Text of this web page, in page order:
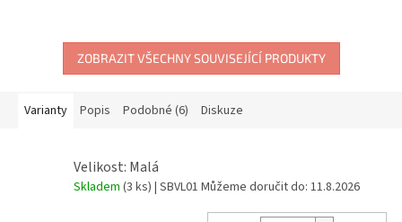
Lockout Tagout. Díky...
pevností a je navržen pro
použití...
ZOBRAZIT VŠECHNY SOUVISEJÍCÍ PRODUKTY
Varianty Popis Podobné (6) Diskuze
Velikost: Malá
Skladem (3 ks) | SBVL01 Můžeme doručit do: 11.8.2026